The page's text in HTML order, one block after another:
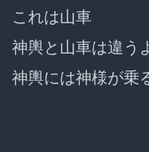
これは山車
神輿と山車は違う
神輿には神様が乗